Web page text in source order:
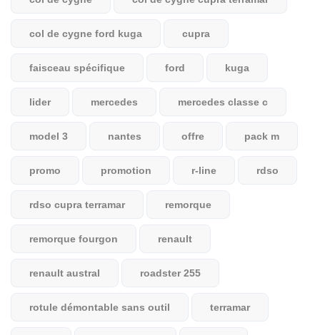
col de cygne ford kuga cupra
faisceau spécifique ford kuga
lider mercedes mercedes classe c
model 3 nantes offre pack m
promo promotion r-line rdso
rdso cupra terramar remorque
remorque fourgon renault
renault austral roadster 255
rotule démontable sans outil terramar